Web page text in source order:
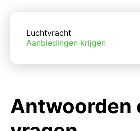
Luchtvracht
Aanbiedingen krijgen
Antwoorden